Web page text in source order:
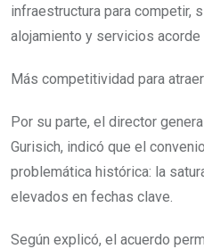
infraestructura para competir,
alojamiento y servicios
Más competitividad para
Por su parte, el director
Gurisich, indicó que el
problemática histórica: la
elevados en fechas clave.
Según explicó, el acuerdo